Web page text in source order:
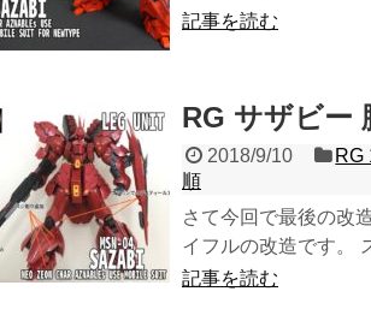
記事を読む
RG サザビー
2018/9/10 RG
順
さて今回で最後の改
イフルの改造です。
記事を読む